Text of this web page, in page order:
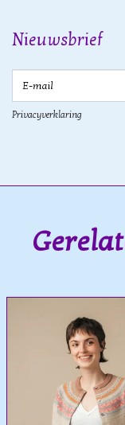
Nieuwsbrief
Privacyverklaring